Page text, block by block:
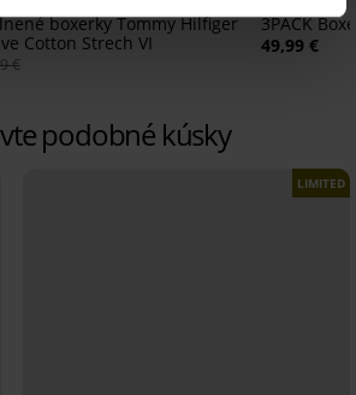
boxerky Tommy Hilfiger
Cotton Strech VI
€
3PACK
49,99 €
podobné kúsky
LIMITED